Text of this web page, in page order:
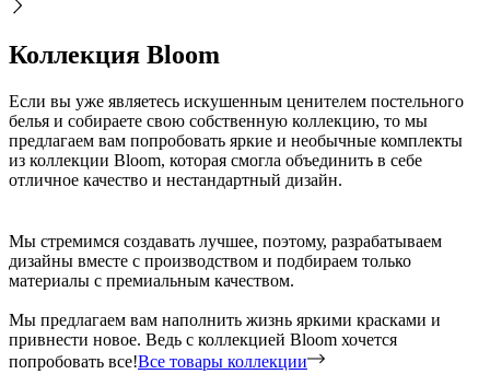
Коллекция Bloom
Если вы уже являетесь искушенным ценителем постельного
белья и собираете свою собственную коллекцию, то мы
предлагаем вам попробовать яркие и необычные комплекты
из коллекции Bloom, которая смогла объединить в себе
отличное качество и нестандартный дизайн.
Мы стремимся создавать лучшее, поэтому, разрабатываем
дизайны вместе с производством и подбираем только
материалы с премиальным качеством.
Мы предлагаем вам наполнить жизнь яркими красками и
привнести новое. Ведь с коллекцией Bloom хочется
попробовать все!Все товары коллекции